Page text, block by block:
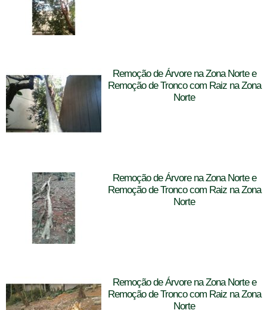
Remoção de Árvore na Zona Norte e
Remoção de Tronco com Raiz na Zona
Norte
Remoção de Árvore na Zona Norte e
Remoção de Tronco com Raiz na Zona
Norte
Remoção de Árvore na Zona Norte e
Remoção de Tronco com Raiz na Zona
Norte